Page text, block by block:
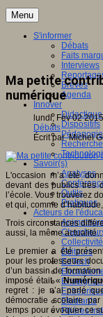
Menu
S'informer
Débats
Faits
Interviews
Brèves
Agenda
Innover
Didactique
Dispositifs
Pédagogie
Recherche
Savoir(s)
Analyses
Outils
Pratiques
Acteurs de
Editeurs
EdTech
Etudiants
Filières
Ma petite
numérique
lundi, Fév 02 2015
Débats
Écrit par Michel
L'occasion m’a été
devant des publics très
l’école. Vous trouverez
et qui, comme
Trois circonstances
aussi, la même
Le premier a été
pour les professeurs
d’un bassin de
imposé était «
regret : je n’ai parlé
démocratie scolaire
temps pour évoquer ce